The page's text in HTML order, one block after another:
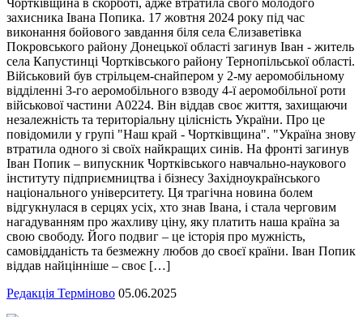
Чортківщина в скорботі, адже втратила свого молодого
захисника Івана Попика. 17 жовтня 2024 року під час
виконання бойового завдання біля села Єлизаветівка
Покровського району Донецької області загинув Іван - житель
села Капустинці Чортківського району Тернопільської області.
Військовий був стрільцем-снайпером у 2-му аеромобільному
відділенні 3-го аеромобільного взводу 4-ї аеромобільної роти
військової частини А0224. Він віддав своє життя, захищаючи
незалежність та територіальну цілісність України. Про це
повідомили у групі "Наш край - Чортківщина". "Україна знову
втратила одного зі своїх найкращих синів. На фронті загинув
Іван Попик – випускник Чортківського навчально-наукового
інституту підприємництва і бізнесу Західноукраїнського
національного університету. Ця трагічна новина болем
відгукнулася в серцях усіх, хто знав Івана, і стала черговим
нагадуванням про жахливу ціну, яку платить наша країна за
свою свободу. Його подвиг – це історія про мужність,
самовідданість та безмежну любов до своєї країни. Іван Попик
віддав найцінніше – своє […]
Редакція Терміново 05.06.2025